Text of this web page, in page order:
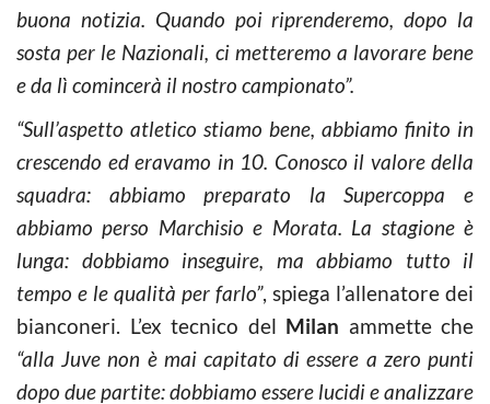
buona notizia. Quando poi riprenderemo, dopo la
sosta per le Nazionali, ci metteremo a lavorare bene
e da lì comincerà il nostro campionato”.
“Sull’aspetto atletico stiamo bene, abbiamo finito in
crescendo ed eravamo in 10. Conosco il valore della
squadra: abbiamo preparato la Supercoppa e
abbiamo perso Marchisio e Morata. La stagione è
lunga: dobbiamo inseguire, ma abbiamo tutto il
tempo e le qualità per farlo”, spiega l’allenatore dei
bianconeri. L’ex tecnico del Milan ammette che
“alla Juve non è mai capitato di essere a zero punti
dopo due partite: dobbiamo essere lucidi e analizzare